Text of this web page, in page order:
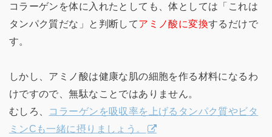
コラーゲンを体に入れたとしても、体としては「これは
タンパク質だな」と判断してアミノ酸に変換するだけで
す。
しかし、アミノ酸は健康な肌の細胞を作る材料になるわ
けですので、無駄なことではありません。
むしろ、 コラーゲンを吸収率を上げるタンパク質やビタ
ミンCも一緒に摂りましょう。